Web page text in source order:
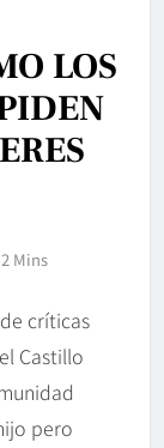
LOS
2 Mins
críticas
Castillo
pero